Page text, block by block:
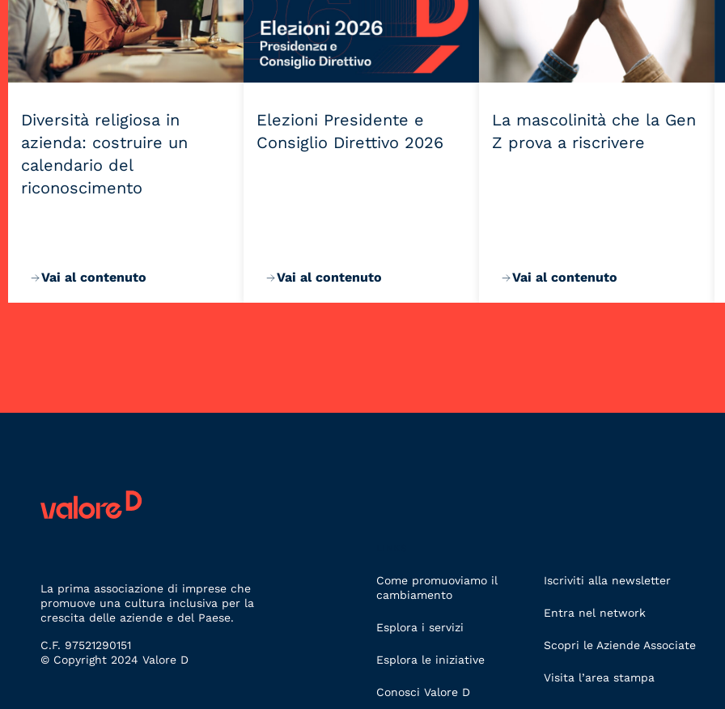
Diversità religiosa in
azienda: costruire un
calendario del
riconoscimento
Vai al contenuto
Elezioni Presidente e
Consiglio Direttivo 2026
Vai al contenuto
La mascolinità che la Gen
Z prova a riscrivere
Vai al contenuto
La prima associazione di imprese che
promuove una cultura inclusiva per la
crescita delle aziende e del Paese.
C.F. 97521290151
© Copyright 2024 Valore D
Come promuoviamo il
cambiamento
Esplora i servizi
Esplora le iniziative
Conosci Valore D
Iscriviti alla newsletter
Entra nel network
Scopri le Aziende Associate
Visita l’area stampa